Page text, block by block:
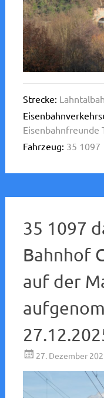
Strecke:
Eisenbahnfreunde
Fahrzeug: 35 1097
35 1097
Bahnhof
auf der
27. Dezember